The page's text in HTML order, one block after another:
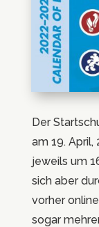
Der
am 19. April,
jeweils um
sich aber
vorher
sogar